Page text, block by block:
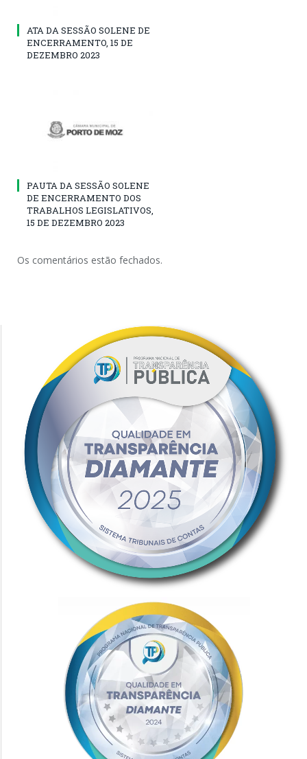
ATA DA SESSÃO SOLENE DE
ENCERRAMENTO, 15 DE
DEZEMBRO 2023
PAUTA DA SESSÃO SOLENE
DE ENCERRAMENTO DOS
TRABALHOS LEGISLATIVOS,
15 DE DEZEMBRO 2023
Os comentários estão fechados.